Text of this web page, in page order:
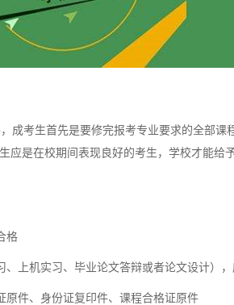
考生首先是要修完报考专业要求的全部课
应是在校期间表现良好的考生，学校才能给
格
上机实习、毕业论文答辩或者论文设计）
件、身份证复印件、课程合格证原件